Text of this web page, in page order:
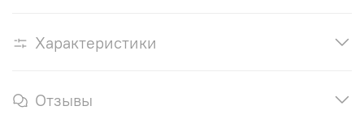
Характеристики
Отзывы